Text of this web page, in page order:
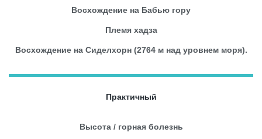
Восхождение на Бабью гору
Племя хадза
Восхождение на Сиделхорн (2764 м над уровнем моря).
Практичный
Высота / горная болезнь